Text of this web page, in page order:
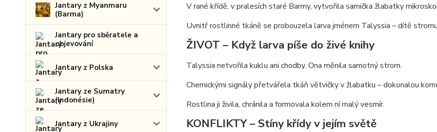
Jantary z Myanmaru
(Barma)
Jantary pro sběratele a
objevování
Jantary z Polska
Jantary ze Sumatry
(Indonésie)
Jantary z Ukrajiny
V rané křídě, v pralesích staré Barmy, vytvořila samička žlabatky
Uvnitř rostlinné tkáně se probouzela larva jménem Talyssia – dítě
ŽIVOT – Když larva píše do živé knihy
Talyssia netvořila kuklu ani chodby. Ona měnila samotný strom.
Chemickými signály přetvářela tkáň větvičky v žlabatku – dokonalou
Rostlina ji živila, chránila a formovala kolem ní malý vesmír.
KONFLIKTY – Stíny křídy v jejím světě